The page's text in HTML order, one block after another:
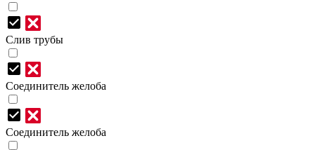
Слив трубы
Соединитель желоба
Соединитель желоба